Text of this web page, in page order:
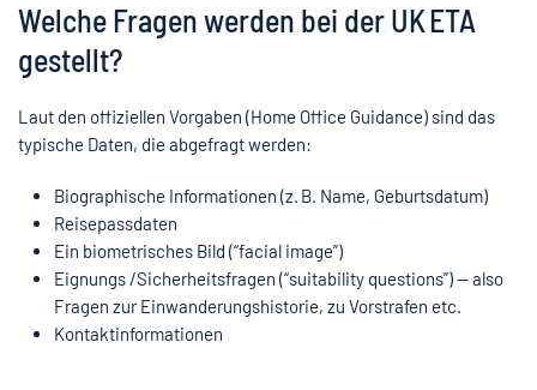
Welche Fragen werden bei der UK ETA
gestellt?
Laut den offiziellen Vorgaben (Home Office Guidance) sind das
typische Daten, die abgefragt werden:
Biographische Informationen (z. B. Name, Geburtsdatum)
Reisepassdaten
Ein biometrisches Bild (“facial image”)
Eignungs /Sicherheitsfragen (“suitability questions”) — also
Fragen zur Einwanderungshistorie, zu Vorstrafen etc.
Kontaktinformationen